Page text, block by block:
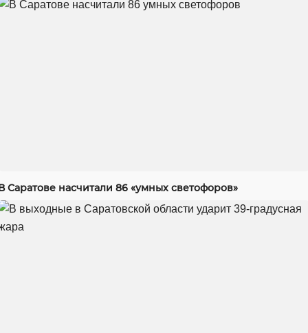
Саратове насчитали 86 «умных светофоров»